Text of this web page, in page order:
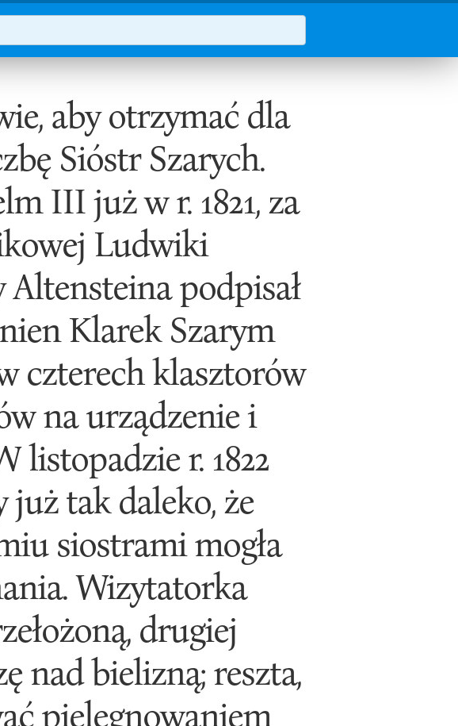
aby otrzymać dla
Sióstr Szarych.
III już w r. 1821, za
Ludwiki
podpisał
Klarek Szarym
czterech klasztorów
na urządzenie i
listopadzie r. 1822
już tak daleko, że
siostrami mogła
Wizytatorka
drugiej
nad bielizną; reszta,
pielęgnowaniem